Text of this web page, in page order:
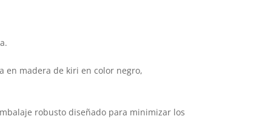
en madera de kiri en color negro,
robusto diseñado para minimizar los